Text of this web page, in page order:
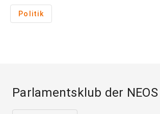
Politik
Parlamentsklub der NEOS